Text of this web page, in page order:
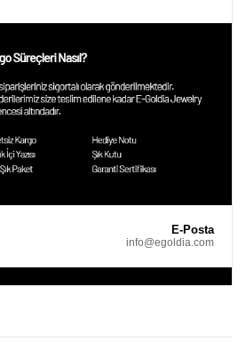
E-Posta
info@egoldia.com